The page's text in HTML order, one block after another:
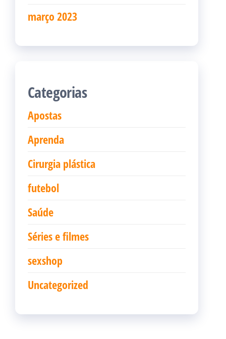
março 2023
Categorias
Apostas
Aprenda
Cirurgia plástica
futebol
Saúde
Séries e filmes
sexshop
Uncategorized